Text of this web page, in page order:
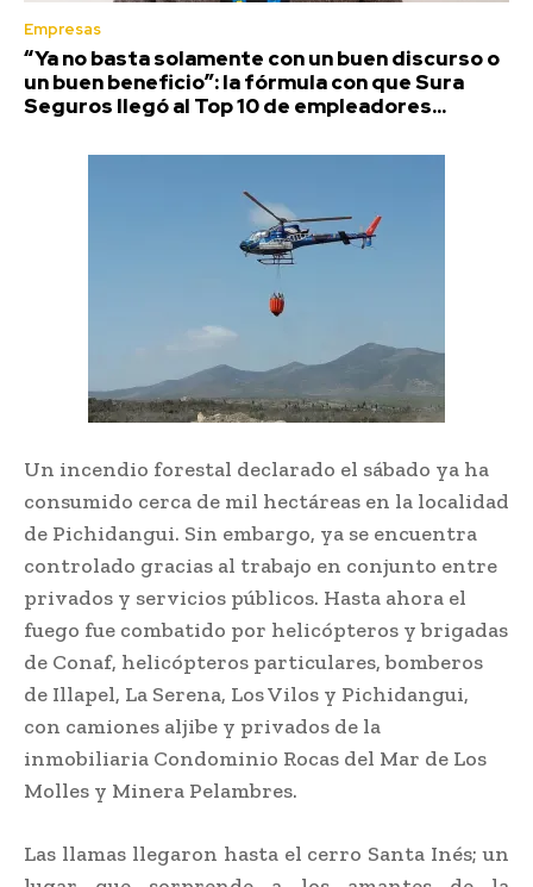
Empresas
“Ya no basta solamente con un buen discurso o
un buen beneficio”: la fórmula con que Sura
Seguros llegó al Top 10 de empleadores...
Un incendio forestal declarado el sábado ya ha
consumido cerca de mil hectáreas en la localidad
de Pichidangui. Sin embargo, ya se encuentra
controlado gracias al trabajo en conjunto entre
privados y servicios públicos. Hasta ahora el
fuego fue combatido por helicópteros y brigadas
de Conaf, helicópteros particulares, bomberos
de Illapel, La Serena, Los Vilos y Pichidangui,
con camiones aljibe y privados de la
inmobiliaria Condominio Rocas del Mar de Los
Molles y Minera Pelambres.
Las llamas llegaron hasta el cerro Santa Inés; un